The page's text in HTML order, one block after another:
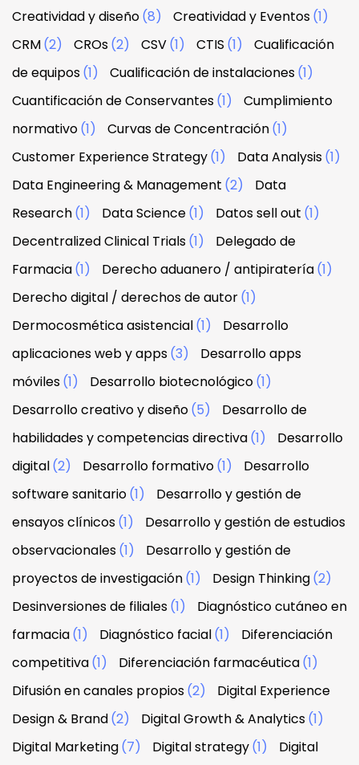
Creatividad y diseño(8) Creatividad y Eventos(1)
CRM(2) CROs(2) CSV(1) CTIS (1)
Cualificación
de equipos(1) Cualificación de instalaciones(1)
Cuantificación de Conservantes(1)
Cumplimiento
normativo(1) Curvas de Concentración(1)
Customer Experience Strategy(1) Data Analysis(1)
Data Engineering & Management (2)
Data
Research(1) Data Science(1) Datos sell out (1)
Decentralized Clinical Trials(1)
Delegado de
Farmacia(1) Derecho aduanero / antipiratería(1)
Derecho digital / derechos de autor(1)
Dermocosmética asistencial(1)
Desarrollo
aplicaciones web y apps(3)
Desarrollo apps
móviles(1) Desarrollo biotecnológico(1)
Desarrollo creativo y diseño(5)
Desarrollo de
habilidades y competencias directiva(1)
Desarrollo
digital(2) Desarrollo formativo(1)
Desarrollo
software sanitario(1)
Desarrollo y gestión de
ensayos clínicos(1)
Desarrollo y gestión de estudios
observacionales(1)
Desarrollo y gestión de
proyectos de investigación(1) Design Thinking(2)
Desinversiones de filiales(1)
Diagnóstico cutáneo en
farmacia(1) Diagnóstico facial(1)
Diferenciación
competitiva(1) Diferenciación farmacéutica(1)
Difusión en canales propios(2)
Digital Experience
Design & Brand(2) Digital Growth & Analytics(1)
Digital Marketing(7) Digital strategy(1)
Digital